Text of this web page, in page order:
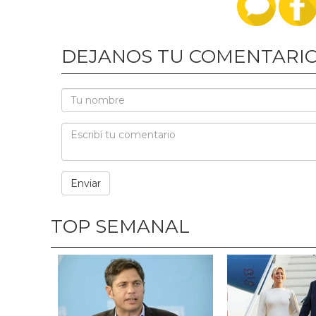
DEJANOS TU
TOP SEMANAL